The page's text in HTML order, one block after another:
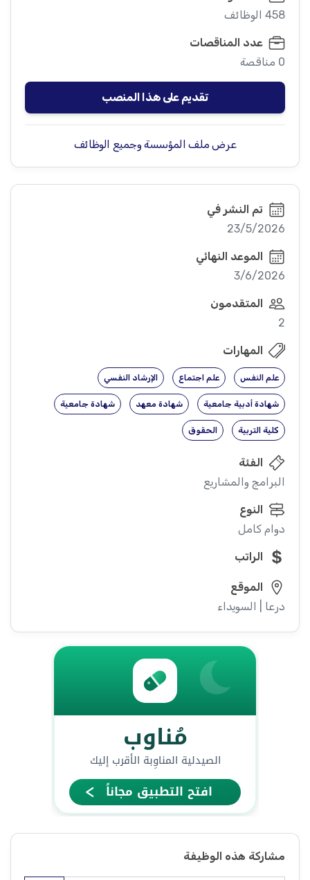
458 الوظائف
عدد المناقصات
0 مناقصة
تقديم على هذا المنصب
عرض ملف المؤسسة وجميع الوظائف
تم النشر في
23/5/2026
الموعد النهائي
3/6/2026
المتقدمون
2
المهارات
علم النفس علم اجتماع الإرشاد النفسي
شهادة أدبية جامعية شهادة معهد شهادة جامعية
كلية التربية الحقوق
الفئة
البرامج والمشاريع
النوع
دوام كامل
الراتب
الموقع
درعا | السويداء
مشاركة هذه الوظيفة